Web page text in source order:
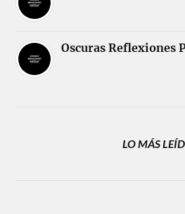
Oscuras Reflexiones
LO MÁS